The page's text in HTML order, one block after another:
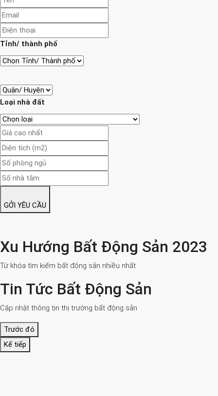
Tỉnh/ thành phố
Loại nhà đất
GỞI YÊU CẦU
Xu Hướng Bất Động Sản 2023
Từ khóa tìm kiếm bất động sản nhiều nhất
Tin Tức Bất Động Sản
Cập nhật thông tin thị trường bất động sản
Trước đó
Kế tiếp